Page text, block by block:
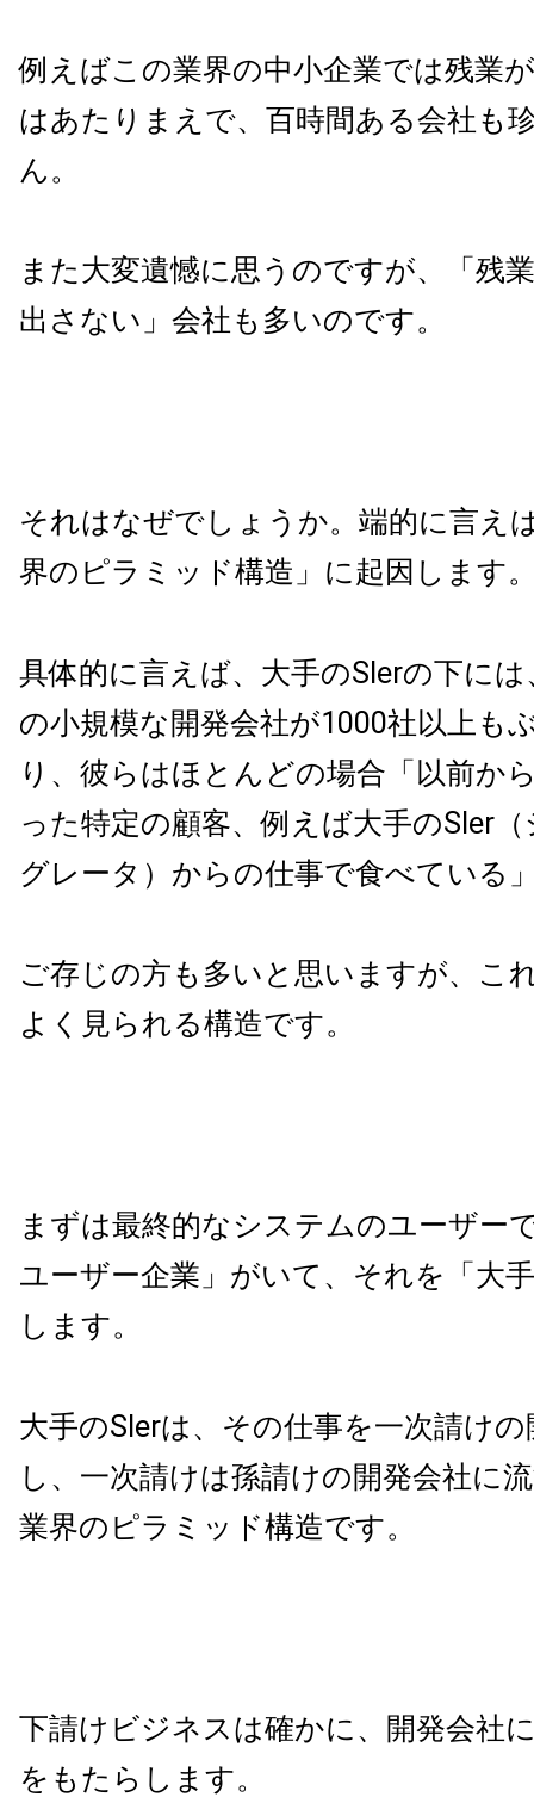
例えばこの業界の中小企業では残業
はあたりまえで、百時間ある会社も
ん。
また大変遺憾に思うのですが、「残
出さない」会社も多いのです。
それはなぜでしょうか。端的に言え
界のピラミッド構造」に起因します
具体的に言えば、大手のSIerの下に
の小規模な開発会社が1000社以上も
り、彼らはほとんどの場合「以前か
った特定の顧客、例えば大手のSIer
グレータ）からの仕事で食べている
ご存じの方も多いと思いますが、こ
よく見られる構造です。
まずは最終的なシステムのユーザー
ユーザー企業」がいて、それを「大
します。
大手のSIerは、その仕事を一次請け
し、一次請けは孫請けの開発会社に
業界のピラミッド構造です。
下請けビジネスは確かに、開発会社
をもたらします。